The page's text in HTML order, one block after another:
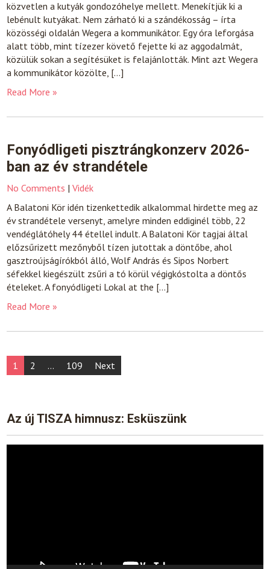
közvetlen a kutyák gondozóhelye mellett. Menekítjük ki a
lebénult kutyákat. Nem zárható ki a szándékosság – írta
közösségi oldalán Wegera a kommunikátor. Egy óra leforgása
alatt több, mint tízezer követő fejette ki az aggodalmát,
közülük sokan a segítésüket is felajánlották. Mint azt Wegera
a kommunikátor közölte, […]
Read More »
Fonyódligeti pisztrángkonzerv 2026-
ban az év strandétele
No Comments |Vidék
A Balatoni Kör idén tizenkettedik alkalommal hirdette meg az
év strandétele versenyt, amelyre minden eddiginél több, 22
vendéglátóhely 44 étellel indult. A Balatoni Kör tagjai által
előzsűrizett mezőnyből tízen jutottak a döntőbe, ahol
gasztroújságírókból álló, Wolf András és Sipos Norbert
séfekkel kiegészült zsűri a tó körül végigkóstolta a döntős
ételeket. A fonyódligeti Lokal at the […]
Read More »
Posts
pagination
1 2 … 109 Next
Az új TISZA himnusz: Esküszünk